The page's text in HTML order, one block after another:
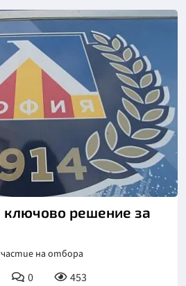
ключово решение за
на отбора
0 453